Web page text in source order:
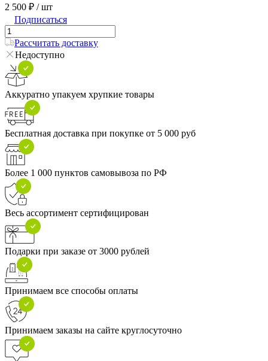
2 500 ₽ / шт
Подписаться
Рассчитать доставку
Недоступно
Аккуратно упакуем хрупкие товары
Бесплатная доставка при покупке от 5 000 руб
Более 1 000 пунктов самовывоза по РФ
Весь ассортимент сертифицирован
Подарки при заказе от 3000 рублей
Принимаем все способы оплаты
Принимаем заказы на сайте круглосуточно